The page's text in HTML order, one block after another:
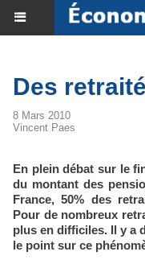
Des
8 Mars 2010
Vincent Paes
En plein débat sur le
du montant des
France, 50% des
Pour de nombreux
plus en difficiles. Il y a
le point sur ce